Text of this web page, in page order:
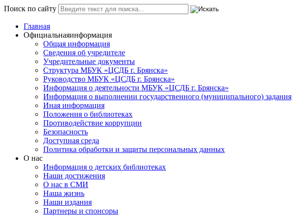
Поиск по сайту
Главная
Официальнаяинформация
Общая информация
Сведения об учредителе
Учредительные документы
Структура МБУК «ЦСДБ г. Брянска»
Руководство МБУК «ЦСДБ г. Брянска»
Информация о деятельности МБУК «ЦСДБ г. Брянска»
Информация о выполнении государственного (муниципального) задания
Иная информация
Положения о библиотеках
Противодействие коррупции
Безопасность
Доступная среда
Политика обработки и защиты персональных данных
О нас
Информация о детских библиотеках
Наши достижения
О нас в СМИ
Наша жизнь
Наши издания
Партнеры и спонсоры